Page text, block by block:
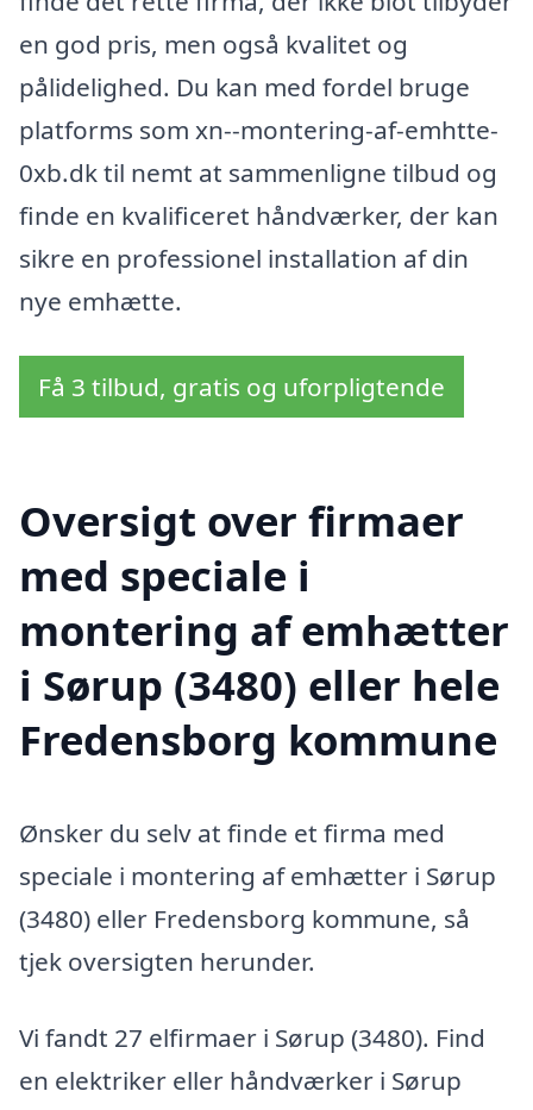
en god pris, men også kvalitet og
pålidelighed. Du kan med fordel bruge
platforms som xn--montering-af-emhtte-
0xb.dk til nemt at sammenligne tilbud og
finde en kvalificeret håndværker, der kan
sikre en professionel installation af din
nye emhætte.
Få 3 tilbud, gratis og uforpligtende
Oversigt over firmaer
med speciale i
montering af emhætter
i Sørup (3480) eller hele
Fredensborg kommune
Ønsker du selv at finde et firma med
speciale i montering af emhætter i Sørup
(3480) eller Fredensborg kommune, så
tjek oversigten herunder.
Vi fandt 27 elfirmaer i Sørup (3480). Find
en elektriker eller håndværker i Sørup